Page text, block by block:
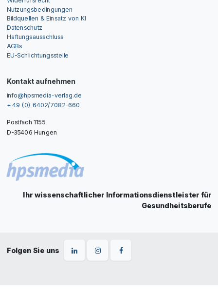
Nutzungsbedingungen
Bildquellen & Einsatz von KI
Datenschutz
Haftungsausschluss
AGBs
EU-Schlichtungsstelle
Kontakt aufnehmen
info@hpsmedia-verlag.de
+ 49 (0) 6402/7082-660
Postfach 1155
D-35406 Hungen
Ihr wissenschaftlicher Informationsdienstleister für
Gesundheitsberufe
Folgen Sie uns